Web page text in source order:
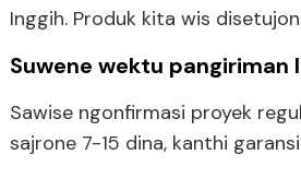
Inggih. Produk kita wis
Suwene wektu pangiriman
Sawise ngonfirmasi proyek
sajrone 7-15 dina, kanthi